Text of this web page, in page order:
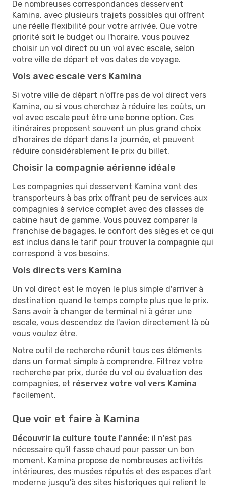
De nombreuses correspondances desservent
Kamina, avec plusieurs trajets possibles qui offrent
une réelle flexibilité pour votre arrivée. Que votre
priorité soit le budget ou l'horaire, vous pouvez
choisir un vol direct ou un vol avec escale, selon
votre ville de départ et vos dates de voyage.
Vols avec escale vers Kamina
Si votre ville de départ n'offre pas de vol direct vers
Kamina, ou si vous cherchez à réduire les coûts, un
vol avec escale peut être une bonne option. Ces
itinéraires proposent souvent un plus grand choix
d'horaires de départ dans la journée, et peuvent
réduire considérablement le prix du billet.
Choisir la compagnie aérienne idéale
Les compagnies qui desservent Kamina vont des
transporteurs à bas prix offrant peu de services aux
compagnies à service complet avec des classes de
cabine haut de gamme. Vous pouvez comparer la
franchise de bagages, le confort des sièges et ce qui
est inclus dans le tarif pour trouver la compagnie qui
correspond à vos besoins.
Vols directs vers Kamina
Un vol direct est le moyen le plus simple d'arriver à
destination quand le temps compte plus que le prix.
Sans avoir à changer de terminal ni à gérer une
escale, vous descendez de l'avion directement là où
vous voulez être.
Notre outil de recherche réunit tous ces éléments
dans un format simple à comprendre. Filtrez votre
recherche par prix, durée du vol ou évaluation des
compagnies, et réservez votre vol vers Kamina
facilement.
Que voir et faire à Kamina
Découvrir la culture toute l'année: il n'est pas
nécessaire qu'il fasse chaud pour passer un bon
moment. Kamina propose de nombreuses activités
intérieures, des musées réputés et des espaces d'art
moderne jusqu'à des sites historiques qui relient le